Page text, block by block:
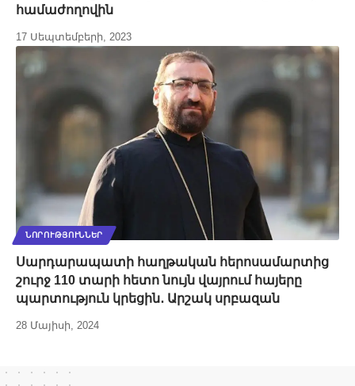
համաժողովին
17 Սեպտեմբերի, 2023
ՆՈՐՈՒԹՅՈՒՆՆԵՐ
Սարդարապատի հաղթական հերոսամարտից
շուրջ 110 տարի հետո նույն վայրում հայերը
պարտություն կրեցին․ Արշակ սրբազան
28 Մայիսի, 2024